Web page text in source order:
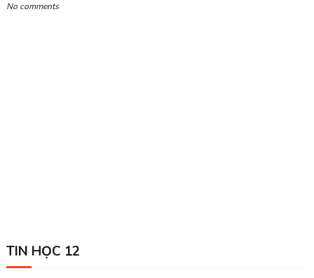
No comments
TIN HỌC 12